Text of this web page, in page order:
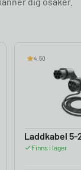
4.50
Laddkabel 5-
Finns i lager